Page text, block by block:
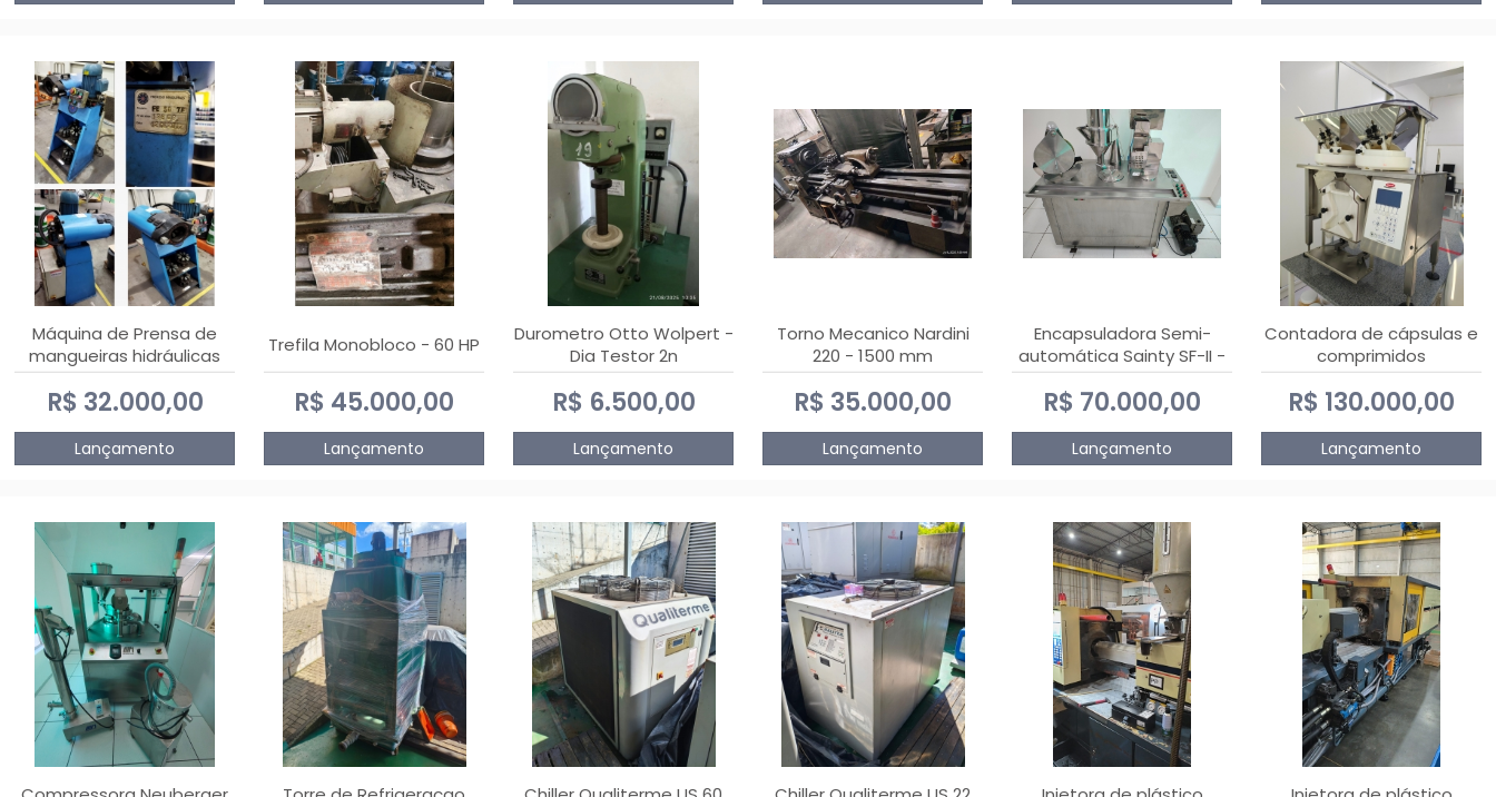
Máquina de Prensa de
mangueiras hidráulicas
PE50TF - 2017
R$ 32.000,00
Lançamento
Trefila Monobloco - 60 HP
R$ 45.000,00
Lançamento
Durometro Otto Wolpert -
Dia Testor 2n
R$ 6.500,00
Lançamento
Torno Mecanico Nardini
220 - 1500 mm
R$ 35.000,00
Lançamento
Encapsuladora Semi-
automática Sainty SF-II -
0 e 00
R$ 70.000,00
Lançamento
Contadora de cápsulas e
comprimidos
PHARMACOUNT - 2-2R3
R$ 130.000,00
Lançamento